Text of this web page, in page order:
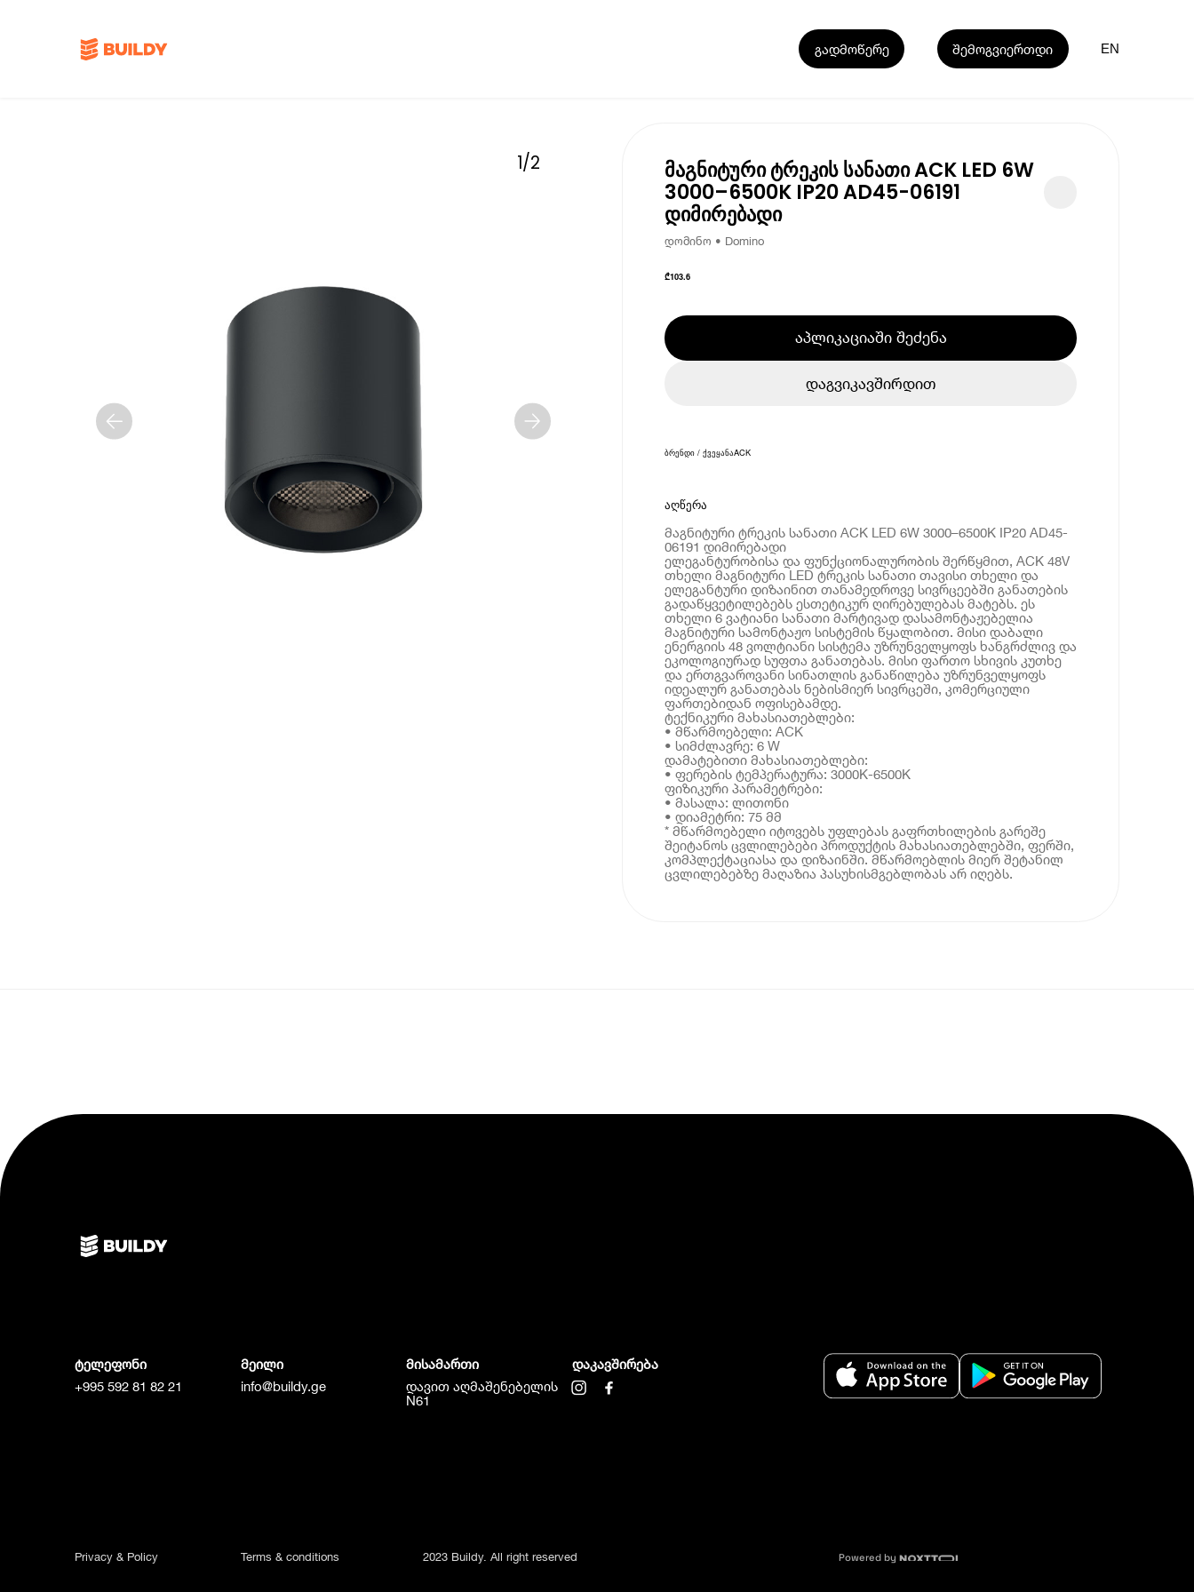
გადმოწერე შემოგვიერთდი EN
1/2 მაგნიტური ტრეკის სანათი ACK LED 6W
3000–6500K IP20 AD45-06191
დიმირებადი
დომინო • Domino
₾103.6
აპლიკაციაში შეძენა
დაგვიკავშირდით
ბრენდი / ქვეყანაACK
აღწერა
მაგნიტური ტრეკის სანათი ACK LED 6W 3000–6500K IP20 AD45-
06191 დიმირებადი
ელეგანტურობისა და ფუნქციონალურობის შერწყმით, ACK 48V
თხელი მაგნიტური LED ტრეკის სანათი თავისი თხელი და
ელეგანტური დიზაინით თანამედროვე სივრცეებში განათების
გადაწყვეტილებებს ესთეტიკურ ღირებულებას მატებს. ეს
თხელი 6 ვატიანი სანათი მარტივად დასამონტაჟებელია
მაგნიტური სამონტაჟო სისტემის წყალობით. მისი დაბალი
ენერგიის 48 ვოლტიანი სისტემა უზრუნველყოფს ხანგრძლივ და
ეკოლოგიურად სუფთა განათებას. მისი ფართო სხივის კუთხე
და ერთგვაროვანი სინათლის განაწილება უზრუნველყოფს
იდეალურ განათებას ნებისმიერ სივრცეში, კომერციული
ფართებიდან ოფისებამდე.
ტექნიკური მახასიათებლები:
• მწარმოებელი: ACK
• სიმძლავრე: 6 W
დამატებითი მახასიათებლები:
• ფერების ტემპერატურა: 3000K-6500K
ფიზიკური პარამეტრები:
• მასალა: ლითონი
• დიამეტრი: 75 მმ
* მწარმოებელი იტოვებს უფლებას გაფრთხილების გარეშე
შეიტანოს ცვლილებები პროდუქტის მახასიათებლებში, ფერში,
კომპლექტაციასა და დიზაინში. მწარმოებლის მიერ შეტანილ
ცვლილებებზე მაღაზია პასუხისმგებლობას არ იღებს.
ტელეფონი
+995 592 81 82 21
მეილი
info@buildy.ge
მისამართი
დავით აღმაშენებელის
N61
დაკავშირება
Privacy & Policy Terms & conditions 2023 Buildy. All right reserved Powered by